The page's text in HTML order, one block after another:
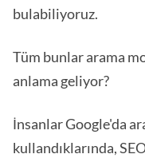
bulabiliyoruz.
Tüm bunlar arama
anlama geliyor?
İnsanlar Google'da
kullandıklarında,